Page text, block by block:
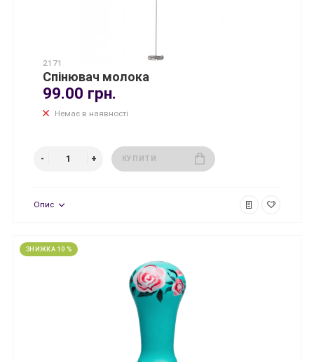
2171
Спінювач молока
99.00 грн.
Немає в наявності
КУПИТИ
Опис
ЗНИЖКА 10 %